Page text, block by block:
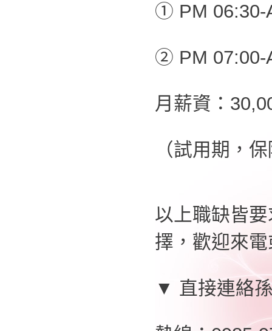
① PM 06:30-
② PM 07:00-
月薪資：
（試用期，
以上職缺皆
擇，歡迎來
▼ 直接連絡